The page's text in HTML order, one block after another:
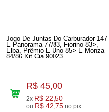
Jogo De Juntas Do Carburador 147
E Panorama 77/83, Fiorino 83>,
Elba, Prêmio E Uno 85> E Monza
84/86 Kit Cia 90023
R$ 45,00
2x R$ 22,50
ou R$ 42,75 no pix